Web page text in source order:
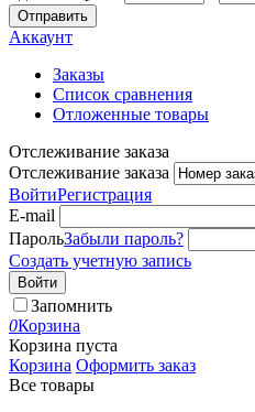
Отправить
Аккаунт
Заказы
Список сравнения
Отложенные товары
Отслеживание заказа
Отслеживание заказа
ВойтиРегистрация
E-mail
ПарольЗабыли пароль?
Создать учетную запись
Войти
Запомнить
0Корзина
Корзина пуста
Корзина Оформить заказ
Все товары